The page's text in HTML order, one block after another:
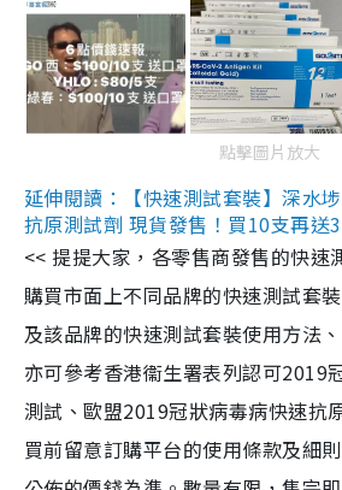
點擊圖片放大
延伸閱讀：【快速測試套裝】深水
抗原測試劑 現貨發售！買10支再送
<< 提提大家，各零售商發售的快速
購買市面上不同品牌的快速測試套
及該品牌的快速測試套裝使用方法
亦可參考香港衞生署表列認可2019
測試、歐盟2019冠狀病毒病快速抗
買前留意訂購平台的使用條款及細